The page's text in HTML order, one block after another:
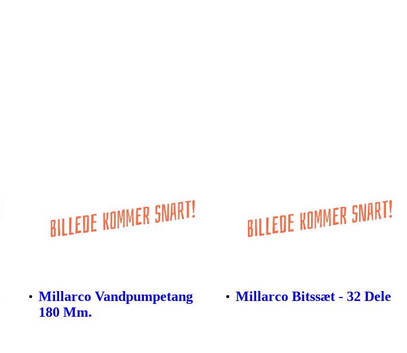
Millarco Vandpumpetang
180 Mm.
Millarco Bitssæt - 32 Dele